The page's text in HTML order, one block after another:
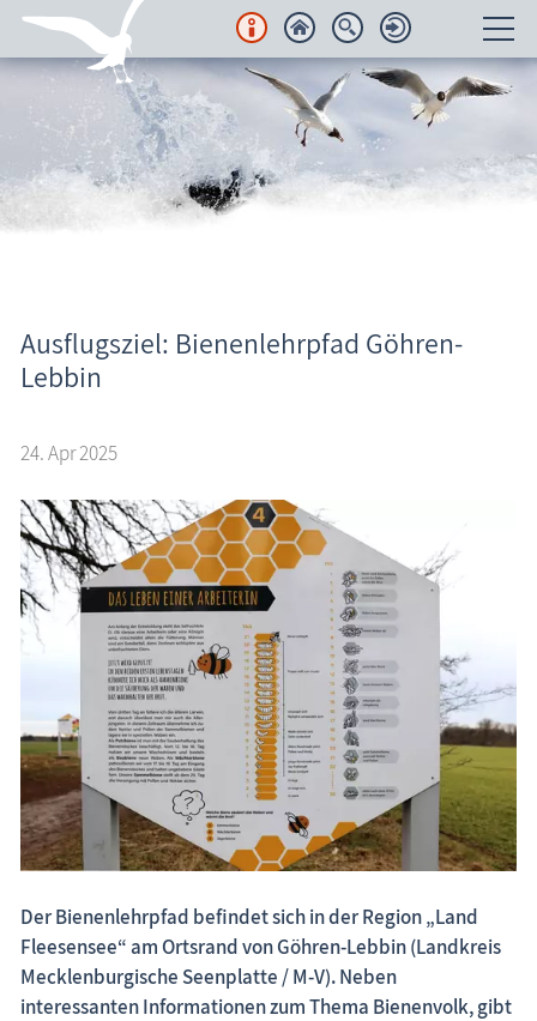
Unterkünfte
Regionales
Urlaubsorte
Freizeit
Wissenswertes
Veranstaltungen
Blog
Aktuelles
Fischland-Darß-Zingst.net: neu eingestellte Unterkünfte, neue Beiträge,
neue Bilderserien von traditionellen Festen
Ausflugsziel: Bienenlehrpfad Göhren-
Lebbin
24. Apr 2025
Der Bienenlehrpfad befindet sich in der Region „Land
Fleesensee“ am Ortsrand von Göhren-Lebbin (Landkreis
Mecklenburgische Seenplatte / M-V). Neben
interessanten Informationen zum Thema Bienenvolk, gibt